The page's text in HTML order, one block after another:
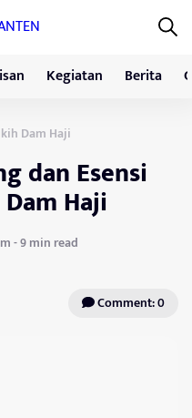
Kegiatan Berita
Dam Haji
dan Esensi
Haji
- 9 min read
Comment: 0